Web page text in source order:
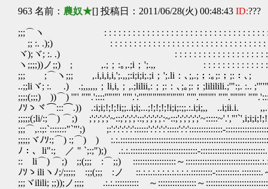
963 名前： 農奴★[] 投稿日：2011/06/28(火) 00:48:43 ID:???
;;;⌒ヽ : : : : : : : : : : : : : : : : : : : : : : : : : : : :
;; :. .);) : : : : : : : : : : : : : : : : : : : : : : : : :
ヾ);ヾ; :. .) : : : : : : : : : : : : : : : : : : : : :
ヽ;;;;))ノ;;) ; ,.;；:｡,.;i；';.,, : : : : : : : :
;;; ;⌒ヽ;;; ,.i,i,i,i,';.,,;:i;i;i;.;i；';.li：､;,.;；:｡;:；;:：､
..;;liヾ; :. .) .;,,,,,,；li,i,；,.;lilii,:；;:：､;｡;:；;lililili.;'":;. :..
;;;;(;;;) ))⌒) '"' "'''.'::::''"'"' "'''.':''"'""'''""'"'"' "'''.'''"'"' "'''.''"'"'
ﾉｿゝヾ⌒:::⌒.)) .:i;i;!;!;!i;;..i;i;...;!;!;!;!i;i;:;;.:.i;i;,,
;;;;;(;li/:;⌒) ⌒;)
;;;⌒,.:;:`:::::::"`"';) ;:':':':':':'::::::':':':':':::::':':'::::::::::::::-
;;;;;ヾﾉｿ:;⌒) :;⌒) )
ﾉ：、li":; ／ " `;:;");) .:.:.::::::::::::::::::::::::::::-
:: li⌒) ⌒;) ;;(;;; :⌒;;) ::::::::::::::::::～
ﾉｿゝiliヽﾉ;/;;;;; :;;(;;; :ノ ::.:.:.:.:.:.:.:.:.:.:.:::::::::-::::::::::.::::::::.
;;;ヾilili; ;;));ノ;;;; .:.:.:::::::::: ～::::::::::::::::～